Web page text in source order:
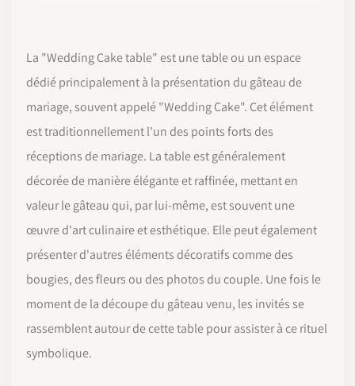
La "Wedding Cake table" est une table ou un espace
dédié principalement à la présentation du gâteau de
mariage, souvent appelé "Wedding Cake". Cet élément
est traditionnellement l'un des points forts des
réceptions de mariage. La table est généralement
décorée de manière élégante et raffinée, mettant en
valeur le gâteau qui, par lui-même, est souvent une
œuvre d'art culinaire et esthétique. Elle peut également
présenter d'autres éléments décoratifs comme des
bougies, des fleurs ou des photos du couple. Une fois le
moment de la découpe du gâteau venu, les invités se
rassemblent autour de cette table pour assister à ce rituel
symbolique.